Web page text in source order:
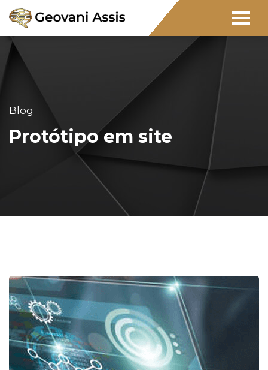
Blog
Protótipo em site